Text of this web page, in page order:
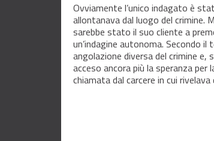
Ovviamente l’unico indagato è
allontanava dal luogo del crimine.
sarebbe stato il suo cliente a
un’indagine autonoma. Secondo
angolazione diversa del crimine
acceso ancora più la speranza
chiamata dal carcere in cui